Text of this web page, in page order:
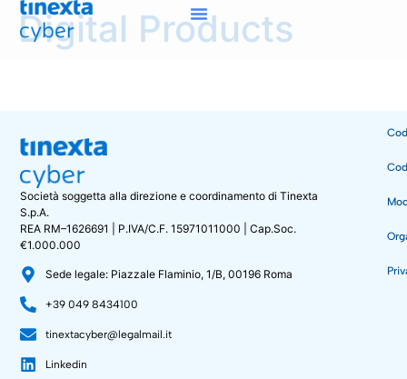
Digital Products
Società soggetta alla direzione e coordinamento di Tinexta
S.p.A.
REA RM–1626691 | P.IVA/C.F. 15971011000 | Cap.Soc.
€1.000.000
Sede legale: Piazzale Flaminio, 1/B, 00196 Roma
+39 049 8434100
tinextacyber@legalmail.it
Linkedin